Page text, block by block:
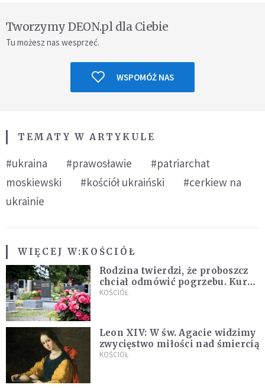
Tworzymy DEON.pl dla Ciebie
Tu możesz nas wesprzeć.
WSPOMÓŻ NAS
TEMATY W ARTYKULE
#ukraina #prawosławie
#patriarchat
moskiewski
#kościół ukraiński
#cerkiew na
ukrainie
WIĘCEJ W:KOŚCIÓŁ
Rodzina twierdzi, że proboszcz
chciał odmówić pogrzebu. Kuria
zapowiada wyjaśnienia
KOŚCIÓŁ
Leon XIV: W św. Agacie widzimy
zwycięstwo miłości nad śmiercią
KOŚCIÓŁ